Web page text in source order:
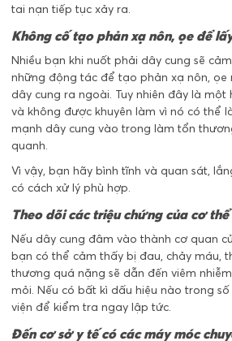
tai nạn tiếp tục xảy ra.
Không cố tạo phản xạ nôn, ọe để
Nhiều bạn khi nuốt phải dây cung sẽ
những động tác để tạo phản xạ nôn, ọe
dây cung ra ngoài. Tuy nhiên đây là
và không được khuyên làm vì nó có thể
mạnh dây cung vào trong làm tổn
quanh.
Vì vậy, bạn hãy bình tĩnh và quan sát,
có cách xử lý phù hợp.
Theo dõi các triệu chứng của cơ thể
Nếu dây cung đâm vào thành cơ quan
bạn có thể cảm thấy bị đau, chảy máu,
thương quá nặng sẽ dẫn đến viêm
mỏi. Nếu có bất kì dấu hiệu nào trong
viện để kiểm tra ngay lập tức.
Đến cơ sở y tế có các máy móc